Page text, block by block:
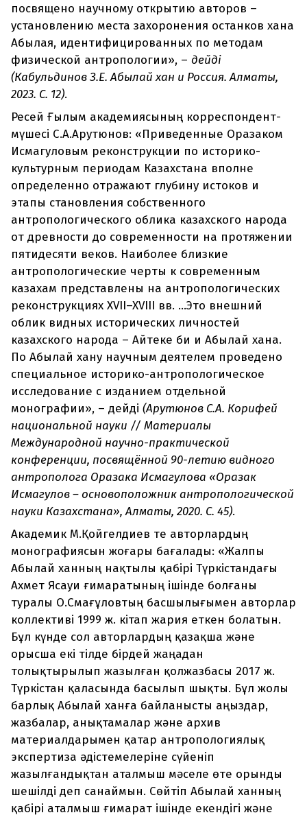
посвящено научному открытию авторов –
установлению места захоронения останков хана
Абылая, идентифицированных по методам
физической антропологии», – дейді
(Кабульдинов З.Е. Абылай хан и Россия. Алматы,
2023. С. 12).
Ресей Ғылым академиясының корреспондент-
мүшесі С.А.Арутюнов: «Приведенные Оразаком
Исмагуловым реконструкции по историко-
культурным периодам Казахстана вполне
определенно отражают глубину истоков и
этапы становления собственного
антропологического облика казахского народа
от древности до современности на протяжении
пятидесяти веков. Наиболее близкие
антропологические черты к современным
казахам представлены на антропологических
реконструкциях XVII–XVIII вв. ...Это внешний
облик видных исторических личностей
казахского народа – Айтеке би и Абылай хана.
По Абылай хану научным деятелем проведено
специальное историко-антропологическое
исследование с изданием отдельной
монографии», – дейді (Арутюнов С.А. Корифей
национальной науки // Материалы
Международной научно-практической
конференции, посвящённой 90-летию видного
антрополога Оразака Исмагулова «Оразак
Исмагулов – основоположник антропологической
науки Казахстана», Алматы, 2020. С. 45).
Академик М.Қойгелдиев те авторлардың
монографиясын жоғары бағалады: «Жалпы
Абылай ханның нақтылы қабірі Түркістандағы
Ахмет Ясауи ғимаратының ішінде болғаны
туралы О.Смағұловтың басшылығымен авторлар
коллективі 1999 ж. кітап жария еткен болатын.
Бұл күнде сол авторлардың қазақша және
орысша екі тілде бірдей жаңадан
толықтырылып жазылған қолжазбасы 2017 ж.
Түркістан қаласында басылып шықты. Бұл жолы
барлық Абылай ханға байланысты аңыздар,
жазбалар, анықтамалар және архив
материалдарымен қатар антропологиялық
экспертиза әдістемелеріне сүйеніп
жазылғандықтан аталмыш мәселе өте орынды
шешілді деп санаймын. Сөйтіп Абылай ханның
қабірі аталмыш ғимарат ішінде екендігі және